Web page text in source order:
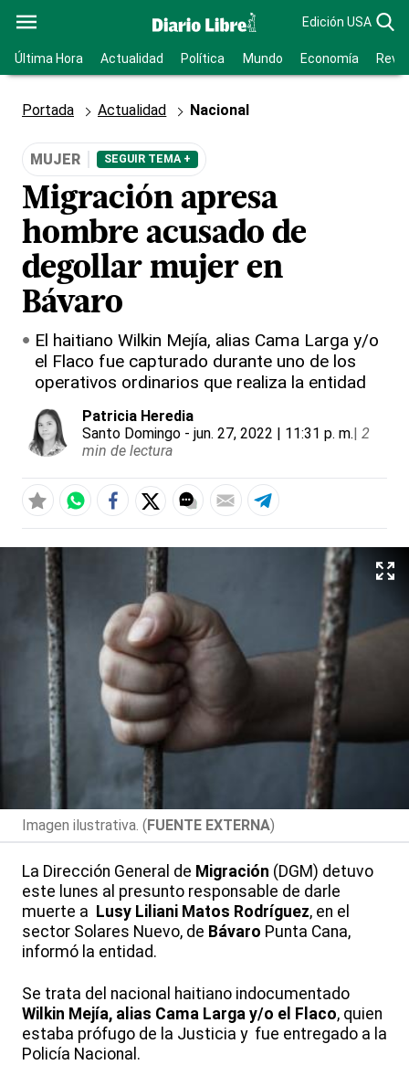
Edición USA
Última Hora Actualidad Política Mundo Economía
Portada Actualidad Nacional
MUJER SEGUIR TEMA +
Migración apresa
hombre acusado de
degollar mujer en
Bávaro
El haitiano Wilkin Mejía, alias Cama Larga y/o
el Flaco fue capturado durante uno de los
operativos ordinarios que realiza la entidad
Patricia Heredia
Santo Domingo - jun. 27, 2022 | 11:31 p. m.| 2
min de lectura
Imagen ilustrativa. (FUENTE EXTERNA)
La Dirección General de Migración (DGM) detuvo
este lunes al presunto responsable de darle
muerte a Lusy Liliani Matos Rodríguez, en el
sector Solares Nuevo, de Bávaro Punta Cana,
informó la entidad.
Se trata del nacional haitiano indocumentado
Wilkin Mejía, alias Cama Larga y/o el Flaco, quien
estaba prófugo de la Justicia y fue entregado a la
Policía Nacional.